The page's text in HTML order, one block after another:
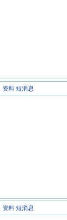
资料 短消息
资料 短消息